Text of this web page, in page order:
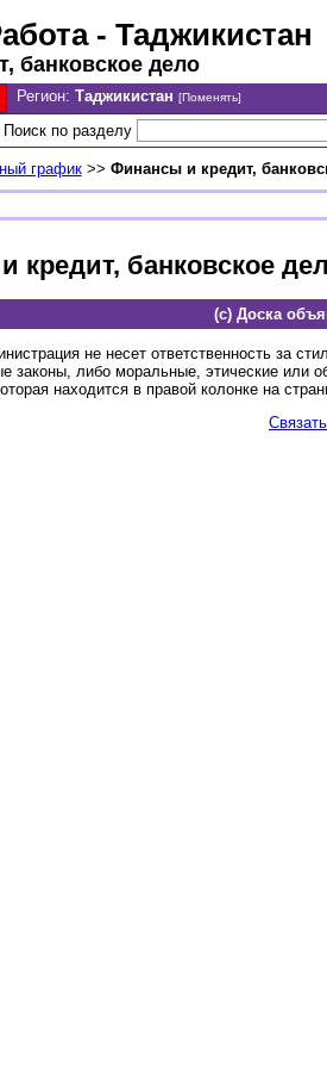
- Таджикистан
банковское дело
Регион: Таджикистан [Поменять]
Поиск по разделу
график>> Финансы и кредит,
кредит, банковское
(c) Доска
не несет ответственность за
законы, либо моральные, этические или
находится в правой колонке на